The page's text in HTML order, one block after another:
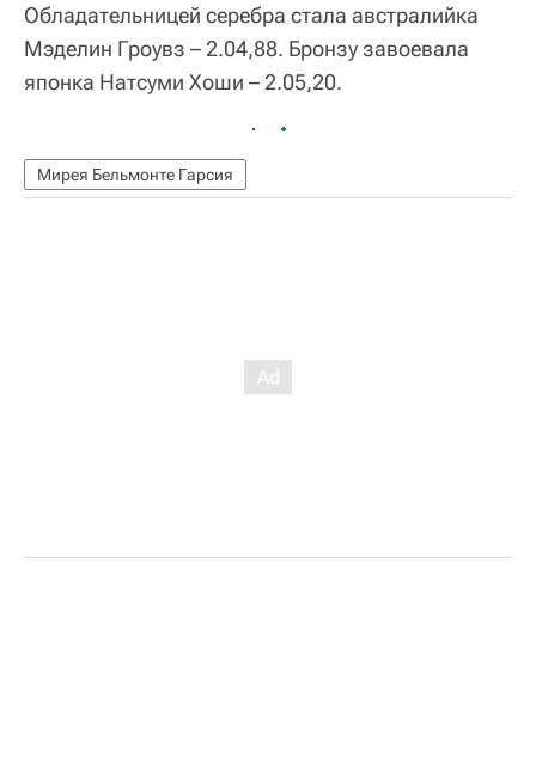
Обладательницей серебра стала австралийка
Мэделин Гроувз – 2.04,88. Бронзу завоевала
японка Натсуми Хоши – 2.05,20.
Мирея Бельмонте Гарсия